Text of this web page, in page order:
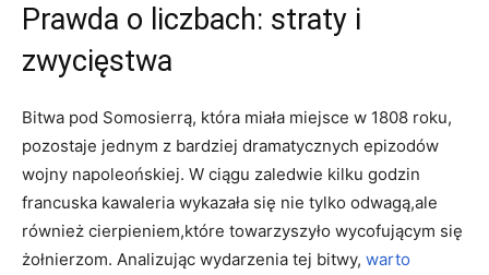
Prawda o liczbach: straty i
zwycięstwa
Bitwa pod Somosierrą, która miała miejsce w ​1808 roku,
pozostaje jednym z⁢ bardziej dramatycznych epizodów
wojny napoleońskiej. W ciągu ⁢zaledwie kilku⁣ godzin
francuska kawaleria wykazała się nie⁣ tylko odwagą,ale
również cierpieniem,które towarzyszyło wycofującym​ się​
żołnierzom.⁢ Analizując ​wydarzenia tej ‍bitwy, warto